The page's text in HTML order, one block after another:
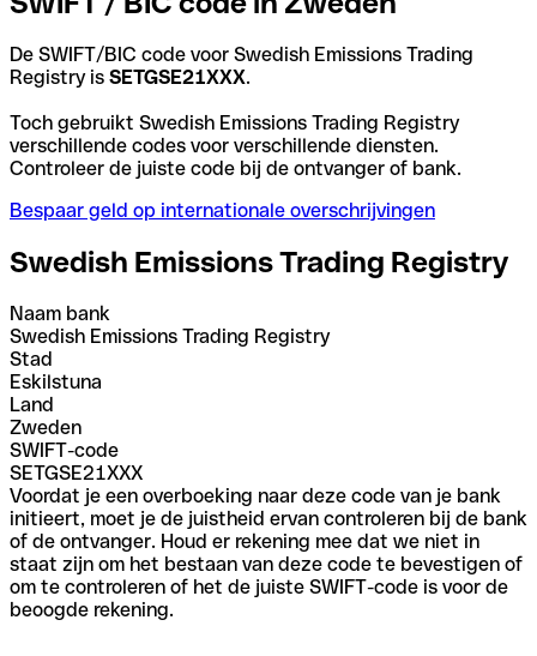
De SWIFT/BIC code voor Swedish Emissions Trading
Registry is SETGSE21XXX.
Toch gebruikt Swedish Emissions Trading Registry
verschillende codes voor verschillende diensten.
Controleer de juiste code bij de ontvanger of bank.
Bespaar geld op internationale overschrijvingen
Swedish Emissions Trading Registry
Naam bank
Swedish Emissions Trading Registry
Stad
Eskilstuna
Land
Zweden
SWIFT-code
SETGSE21XXX
Voordat je een overboeking naar deze code van je bank
initieert, moet je de juistheid ervan controleren bij de bank
of de ontvanger. Houd er rekening mee dat we niet in
staat zijn om het bestaan van deze code te bevestigen of
om te controleren of het de juiste SWIFT-code is voor de
beoogde rekening.